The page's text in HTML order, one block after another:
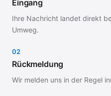
Eingang
Ihre Nachricht landet direkt
Umweg.
02
Rückmeldung
Wir melden uns in der Regel